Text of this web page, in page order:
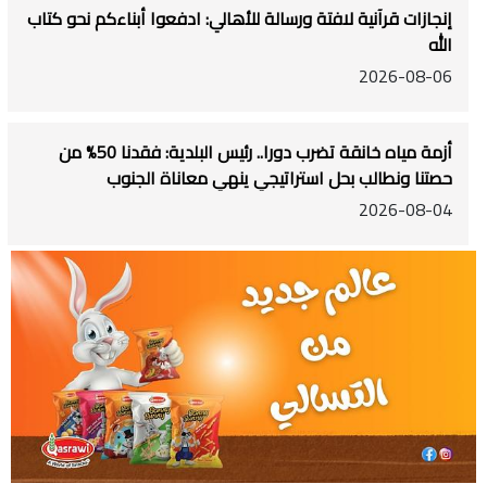
إنجازات قرآنية لافتة ورسالة للأهالي: ادفعوا أبناءكم نحو كتاب
الله
2026-08-06
أزمة مياه خانقة تضرب دورا.. رئيس البلدية: فقدنا 50% من
حصتنا ونطالب بحل استراتيجي ينهي معاناة الجنوب
2026-08-04